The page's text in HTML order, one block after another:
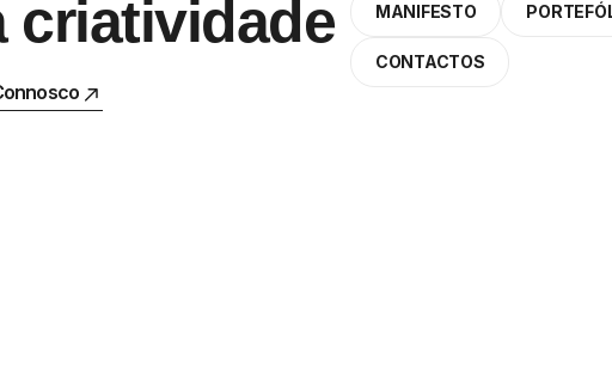
criatividade
MANIFESTO
CONTACTOS